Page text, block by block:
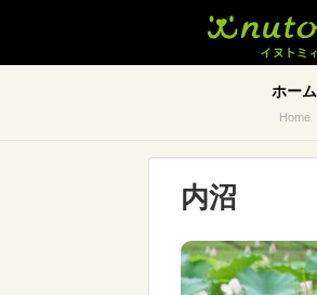
ホーム
Home
内沼